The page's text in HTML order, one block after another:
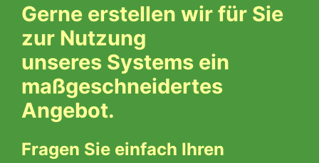
Gerne erstellen wir für Sie
zur Nutzung
unseres Systems ein
maßgeschneidertes
Angebot.
Fragen Sie einfach Ihren